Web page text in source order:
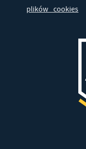
plików cookies